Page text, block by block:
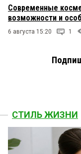
Современные
возможности и
6 августа 15:20 1
СТИЛЬ ЖИЗНИ